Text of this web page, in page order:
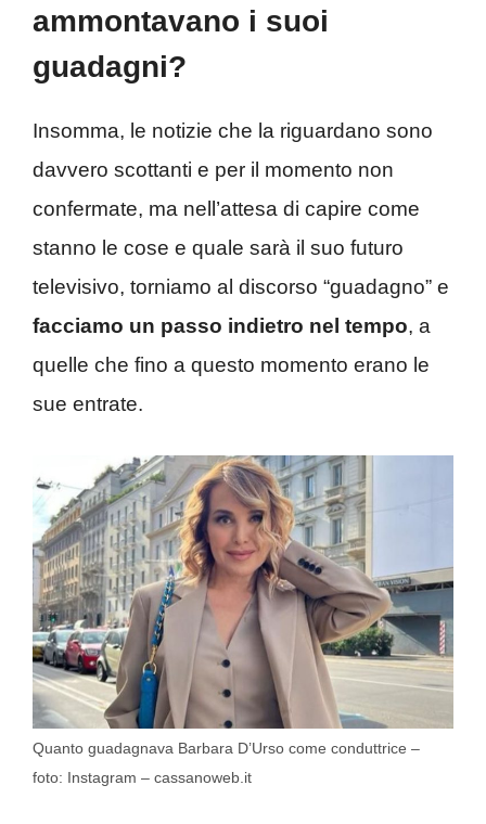
ammontavano i suoi
guadagni?
Insomma, le notizie che la riguardano sono
davvero scottanti e per il momento non
confermate, ma nell’attesa di capire come
stanno le cose e quale sarà il suo futuro
televisivo, torniamo al discorso “guadagno” e
facciamo un passo indietro nel tempo, a
quelle che fino a questo momento erano le
sue entrate.
Quanto guadagnava Barbara D’Urso come conduttrice –
foto: Instagram – cassanoweb.it